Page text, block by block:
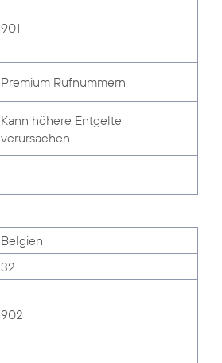
901
Premium Rufnummern
Kann höhere Entgelte
verursachen
Belgien
32
902